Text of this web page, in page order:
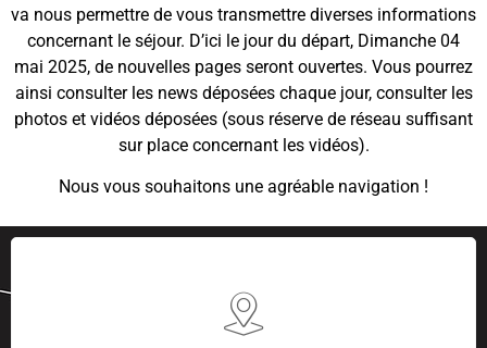
va nous permettre de vous transmettre diverses informations
concernant le séjour. D’ici le jour du départ, Dimanche 04
mai 2025, de nouvelles pages seront ouvertes. Vous pourrez
ainsi consulter les news déposées chaque jour, consulter les
photos et vidéos déposées (sous réserve de réseau suffisant
sur place concernant les vidéos).
Nous vous souhaitons une agréable navigation !